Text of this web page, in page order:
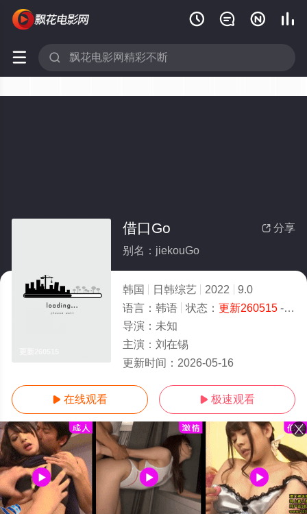
   
 
 分享
借口Go
别名：jiekouGo
韩国 日韩综艺 2022
9.0
语言： 韩语 状态： 更新260515- 免费在线观看
导演： 未知
主演： 刘在锡
更新时间： 2026-05-16
 在线观看  极速观看